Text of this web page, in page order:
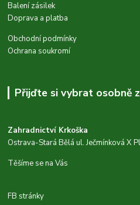
Balení zásilek
Doprava a platba
Obchodní podmínky
Ochrana soukromí
Přijďte si vybrat osobně
Zahradnictví Krkoška
Ostrava-Stará Bělá ul. Ječmínková X
Těšíme se na Vás
FB stránky